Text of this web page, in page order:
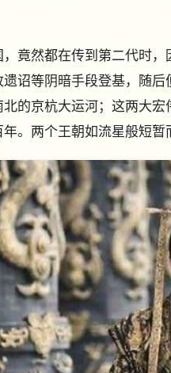
竟然都在传到第二代时
诏等阴暗手段登基，随
的京杭大运河；这两大
。两个王朝如流星般短暂